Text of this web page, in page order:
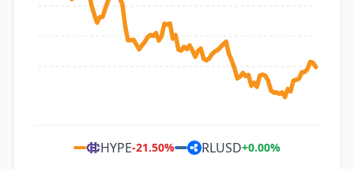
HYPE-21.50% RLUSD+0.00%